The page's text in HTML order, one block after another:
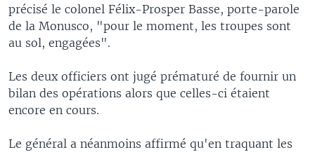
précisé le colonel Félix-Prosper Basse, porte-parole
de la Monusco, "pour le moment, les troupes sont
au sol, engagées".
Les deux officiers ont jugé prématuré de fournir un
bilan des opérations alors que celles-ci étaient
encore en cours.
Le général a néanmoins affirmé qu'en traquant les